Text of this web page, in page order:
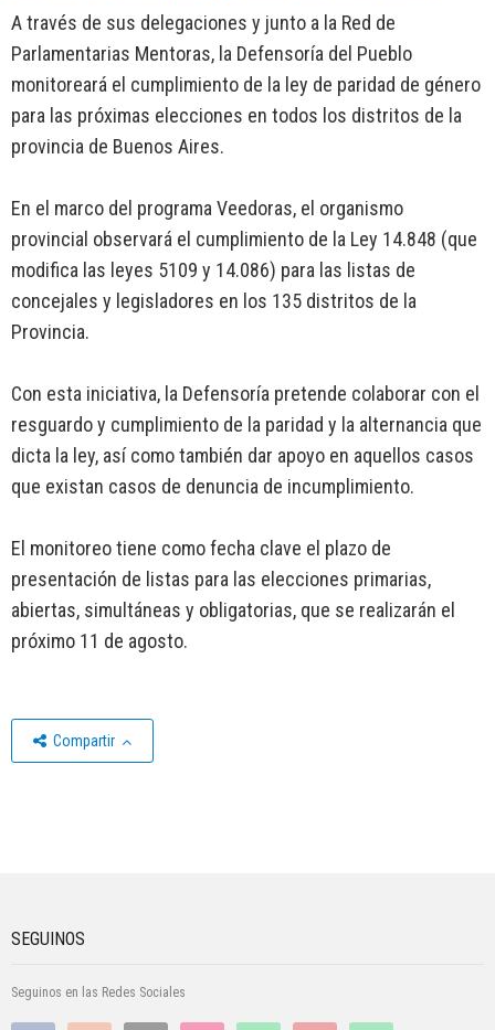
A través de sus delegaciones y junto a la Red de
Parlamentarias Mentoras, la Defensoría del Pueblo
monitoreará el cumplimiento de la ley de paridad de género
para las próximas elecciones en todos los distritos de la
provincia de Buenos Aires.
En el marco del programa Veedoras, el organismo
provincial observará el cumplimiento de la Ley 14.848 (que
modifica las leyes 5109 y 14.086) para las listas de
concejales y legisladores en los 135 distritos de la
Provincia.
Con esta iniciativa, la Defensoría pretende colaborar con el
resguardo y cumplimiento de la paridad y la alternancia que
dicta la ley, así como también dar apoyo en aquellos casos
que existan casos de denuncia de incumplimiento.
El monitoreo tiene como fecha clave el plazo de
presentación de listas para las elecciones primarias,
abiertas, simultáneas y obligatorias, que se realizarán el
próximo 11 de agosto.
Compartir
SEGUINOS
Seguinos en las Redes Sociales